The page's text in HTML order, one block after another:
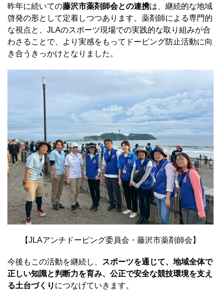
昨年に続いての藤沢市薬剤師会との連携は、継続的な地域
啓発の形として定着しつつあります。薬剤師による専門的
な視点と、JLAのスポーツ現場での実践的な取り組みが合
わさることで、より実感をもってドーピング防止活動に向
き合うきっかけとなりました。
【JLAアンチドーピング委員会・藤沢市薬剤師会】
今後もこの活動を継続し、
スポーツを通じて、地域全体で
正しい知識と判断力を育み、公正で安全な競技環境を支え
る土台づくり につなげていきます。